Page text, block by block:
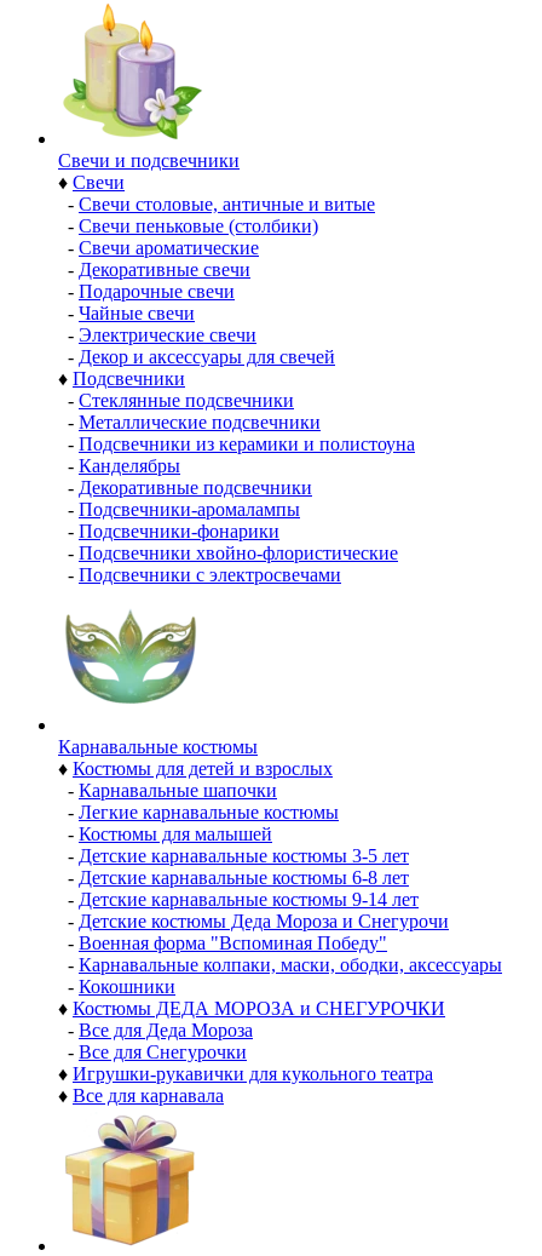
Свечи и подсвечники
♦ Свечи
- Свечи столовые, античные и витые
- Свечи пеньковые (столбики)
- Свечи ароматические
- Декоративные свечи
- Подарочные свечи
- Чайные свечи
- Электрические свечи
- Декор и аксессуары для свечей
♦ Подсвечники
- Стеклянные подсвечники
- Металлические подсвечники
- Подсвечники из керамики и полистоуна
- Канделябры
- Декоративные подсвечники
- Подсвечники-аромалампы
- Подсвечники-фонарики
- Подсвечники хвойно-флористические
- Подсвечники с электросвечами
Карнавальные костюмы
♦ Костюмы для детей и взрослых
- Карнавальные шапочки
- Легкие карнавальные костюмы
- Костюмы для малышей
- Детские карнавальные костюмы 3-5 лет
- Детские карнавальные костюмы 6-8 лет
- Детские карнавальные костюмы 9-14 лет
- Детские костюмы Деда Мороза и Снегурочи
- Военная форма "Вспоминая Победу"
- Карнавальные колпаки, маски, ободки, аксессуары
- Кокошники
♦ Костюмы ДЕДА МОРОЗА и СНЕГУРОЧКИ
- Все для Деда Мороза
- Все для Снегурочки
♦ Игрушки-рукавички для кукольного театра
♦ Все для карнавала